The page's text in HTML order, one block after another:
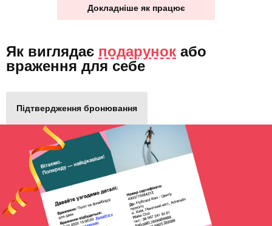
Докладніше як працює
Як виглядає подарунок або
враження для себе
Підтвердження бронювання